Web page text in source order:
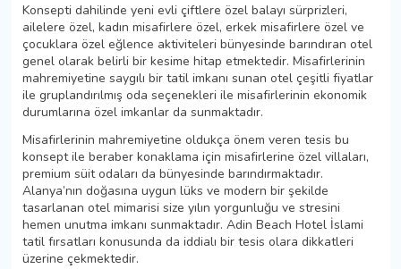
Konsepti dahilinde yeni evli çiftlere özel balayı sürprizleri,
ailelere özel, kadın misafirlere özel, erkek misafirlere özel ve
çocuklara özel eğlence aktiviteleri bünyesinde barındıran otel
genel olarak belirli bir kesime hitap etmektedir. Misafirlerinin
mahremiyetine saygılı bir tatil imkanı sunan otel çeşitli fiyatlar
ile gruplandırılmış oda seçenekleri ile misafirlerinin ekonomik
durumlarına özel imkanlar da sunmaktadır.
Misafirlerinin mahremiyetine oldukça önem veren tesis bu
konsept ile beraber konaklama için misafirlerine özel villaları,
premium süit odaları da bünyesinde barındırmaktadır.
Alanya’nın doğasına uygun lüks ve modern bir şekilde
tasarlanan otel mimarisi size yılın yorgunluğu ve stresini
hemen unutma imkanı sunmaktadır. Adin Beach Hotel İslami
tatil fırsatları konusunda da iddialı bir tesis olara dikkatleri
üzerine çekmektedir.